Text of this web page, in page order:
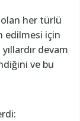
olan her türlü
edilmesi için
devam
ve bu